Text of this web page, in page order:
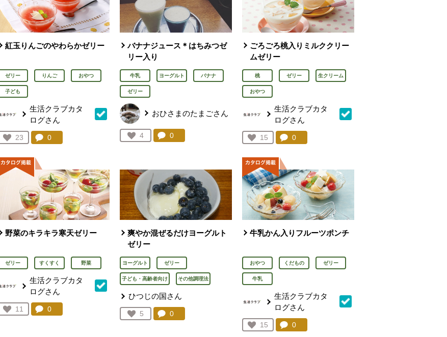
紅玉りんごのやわらかゼリー
ゼリー りんご おやつ
子ども
生活クラブカタ
ログさん
お気に入り登録：
23
人が登録
コメント：
0
バナナジュース＊はちみつゼ
リー入り
牛乳 ヨーグルト バナナ
ゼリー
おひさまのたまごさん
お気に入り登録：
4
人が登録
コメント：
0件。コメントを見る。
ごろごろ桃入りミルククリー
ムゼリー
桃 ゼリー 生クリーム
おやつ
生活クラブカタ
ログさん
お気に入り登録：
15
人が登録
コメント：
0件。コメントを見る。
野菜のキラキラ寒天ゼリー
ゼリー すくすく 野菜
生活クラブカタ
ログさん
お気に入り登録：
11
人が登録
コメント：
0 件。コメントを見る。
爽やか混ぜるだけヨーグルト
ゼリー
ヨーグルト ゼリー
子ども・高齢者向け その他調理法
ひつじの国さん
お気に入り登録：
5
人が登録
コメント：
0件。コメントを見る。
牛乳かん入りフルーツポンチ
おやつ くだもの ゼリー
牛乳
生活クラブカタ
ログさん
お気に入り登録：
15
人が登録
コメント：
0件。コメントを見る。